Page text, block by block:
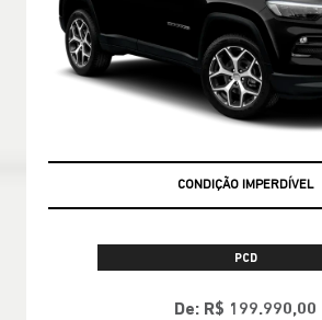
CONDIÇÃO IMPERDÍVEL
PCD
De: R$ 199.990,00